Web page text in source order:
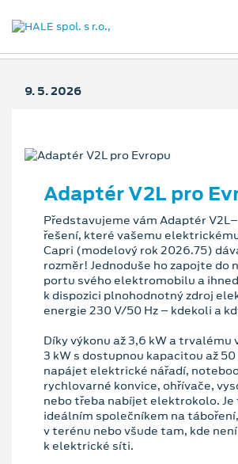
9. 5. 2026
Adaptér V2L pro
Představujeme vám Adaptér
řešení, které vašemu
Capri (modelový rok 2026.75)
rozměr! Jednoduše ho zapojte do
portu svého elektromobilu a
k dispozici plnohodnotný zdroj
energie 230 V/50 Hz – kdekoli a
Díky výkonu až 3,6 kW a trvalému
3 kW s dostupnou kapacitou až
napájet elektrické nářadí,
rychlovarné konvice, ohřívače,
nebo třeba nabíjet elektrokolo. Je
ideálním společníkem na
v terénu nebo všude tam, kde
k elektrické síti.